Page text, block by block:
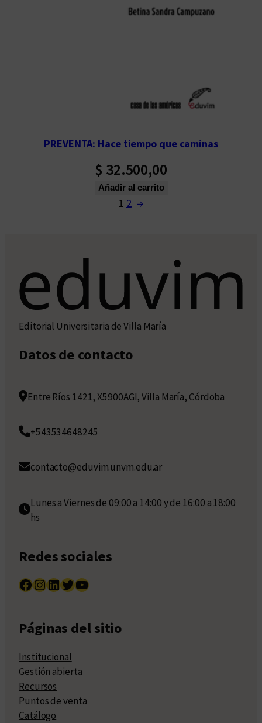
PREVENTA: Hace tiempo que caminas
$ 32.500,00
Añadir al carrito
1 2 →
Editorial Universitaria de Villa María
Datos de contacto
Entre Ríos 1421, X5900AGI, Villa María, Córdoba
+543534648245
contacto@eduvim.unvm.edu.ar
Lunes a Viernes de 09:00 a 14:00 y de 16:00 a 18:00
hs
Redes sociales
Facebook InstagramLinkedIn Twitter YouTube
Páginas del sitio
Institucional
Gestión abierta
Recursos
Puntos de venta
Catálogo